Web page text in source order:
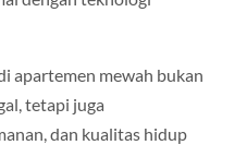
apartemen mewah bukan
tetapi juga
dan kualitas hidup